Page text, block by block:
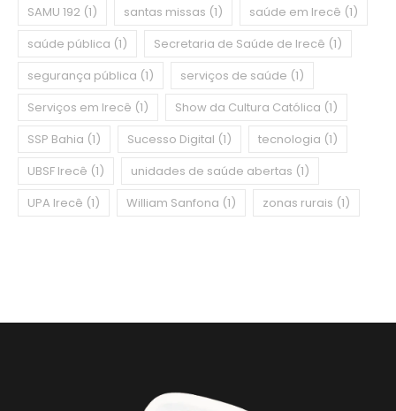
SAMU 192 (1) santas missas (1) saúde em Irecê (1)
saúde pública (1) Secretaria de Saúde de Irecê (1)
segurança pública (1) serviços de saúde (1)
Serviços em Irecê (1) Show da Cultura Católica (1)
SSP Bahia (1) Sucesso Digital (1) tecnologia (1)
UBSF Irecê (1) unidades de saúde abertas (1)
UPA Irecê (1) William Sanfona (1) zonas rurais (1)